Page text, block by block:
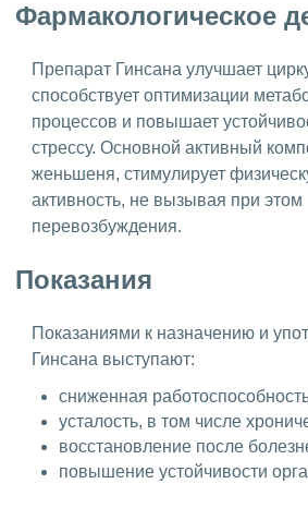
Фармакологическое
Препарат Гинсана улучшает
способствует оптимизации
процессов и повышает
стрессу. Основной активный
женьшеня, стимулирует
активность, не вызывая при этом
перевозбуждения.
Показания
Показаниями к назначению и
Гинсана выступают:
сниженная
усталость, в том числе
восстановление после
повышение устойчивости